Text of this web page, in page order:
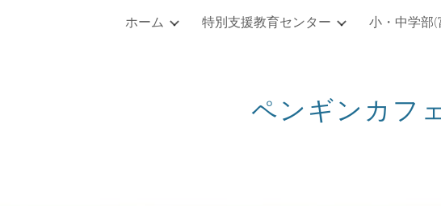
Skip to main content
ホーム 特別支援教育センター 小・中学部(
ペンギンカフ